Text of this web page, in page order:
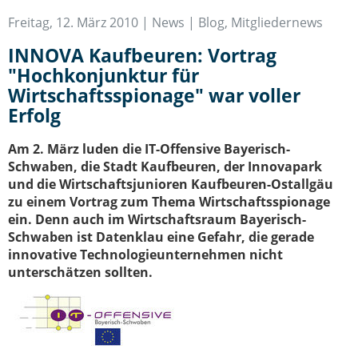
Start-Up Augsburg
Freitag, 12. März 2010 | News | Blog, Mitgliedernews
INNOVA Kaufbeuren: Vortrag
"Hochkonjunktur für
Wirtschaftsspionage" war voller
Erfolg
Am 2. März luden die IT-Offensive Bayerisch-
Schwaben, die Stadt Kaufbeuren, der Innovapark
und die Wirtschaftsjunioren Kaufbeuren-Ostallgäu
zu einem Vortrag zum Thema Wirtschaftsspionage
ein. Denn auch im Wirtschaftsraum Bayerisch-
Schwaben ist Datenklau eine Gefahr, die gerade
innovative Technologieunternehmen nicht
unterschätzen sollten.